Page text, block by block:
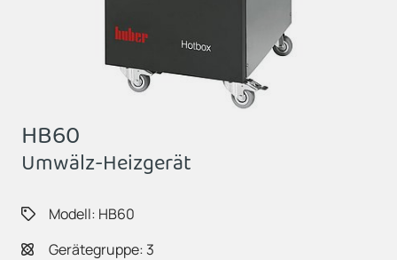
HB60
Umwälz-Heizgerät
Modell: HB60
Gerätegruppe: 3